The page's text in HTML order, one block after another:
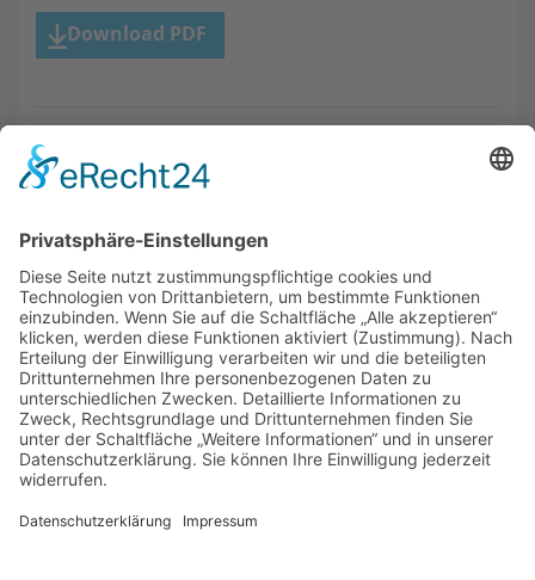
Down­load PDF
Am Möllerstift
22
Telefon: 0521
info(at)lebenshilfe-